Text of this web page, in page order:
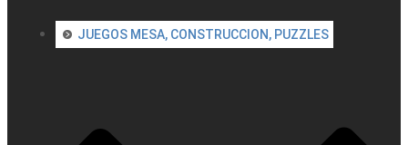
JUEGOS MESA, CONSTRUCCION, PUZZLES